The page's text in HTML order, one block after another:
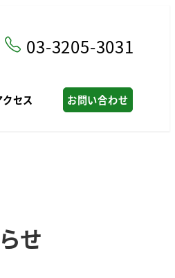
03-3205-3031
クセス お問い合わせ
せ